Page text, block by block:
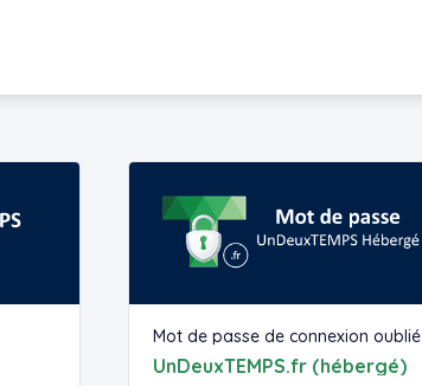
Mot de passe de connexion oublié
UnDeuxTEMPS.fr (hébergé)